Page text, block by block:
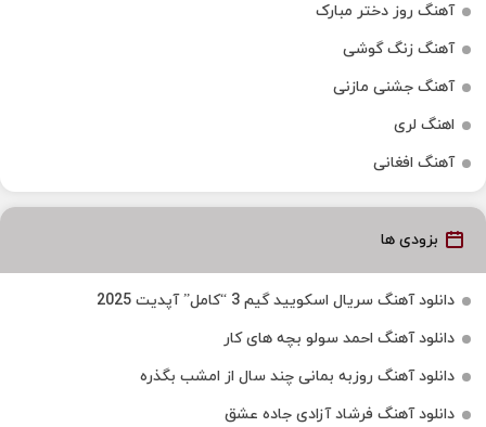
آهنگ روز دختر مبارک
آهنگ زنگ گوشی
آهنگ جشنی مازنی
اهنگ لری
آهنگ افغانی
بزودی ها
دانلود آهنگ سریال اسکویید گیم 3 “کامل” آپدیت 2025
دانلود آهنگ احمد سولو بچه های کار
دانلود آهنگ روزبه بمانی چند سال از امشب بگذره
دانلود آهنگ فرشاد آزادی جاده عشق